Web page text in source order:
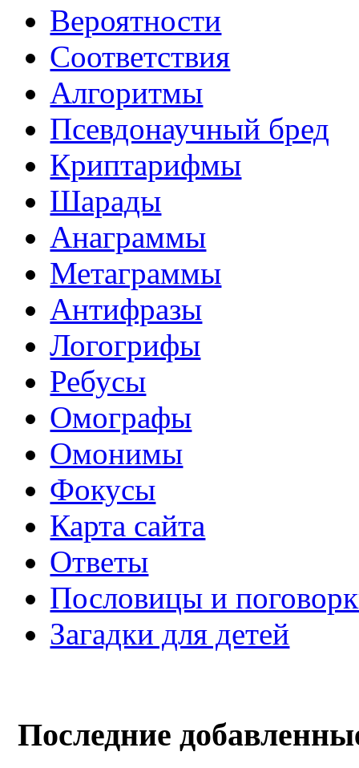
Вероятности
Соответствия
Алгоритмы
Псевдонаучный бред
Криптарифмы
Шарады
Анаграммы
Метаграммы
Антифразы
Логогрифы
Ребусы
Омографы
Омонимы
Фокусы
Карта сайта
Ответы
Пословицы и
Загадки для детей
Последние